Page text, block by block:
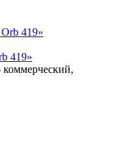
419»
коммерческий,